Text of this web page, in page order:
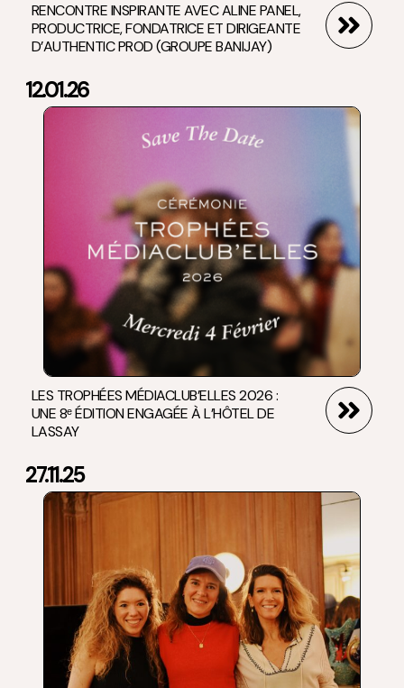
RENCONTRE INSPIRANTE AVEC ALINE PANEL,
PRODUCTRICE, FONDATRICE ET DIRIGEANTE
D’AUTHENTIC PROD (GROUPE BANIJAY)
12.01.26
LES TROPHÉES MÉDIACLUB’ELLES 2026 :
UNE 8ᵉ ÉDITION ENGAGÉE À L’HÔTEL DE
LASSAY
27.11.25